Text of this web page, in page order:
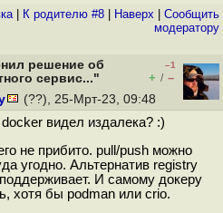
| К родителю #8 Наверх
Cообщить
модератору
решение об
сервис..."
–1
+ / –
(??), 25-Мрт-23, 09:48
видел издалека? :)
не прибито. pull/push можно
угодно. Альтернатив registry
И самому докеру
хотя бы podman или crio.